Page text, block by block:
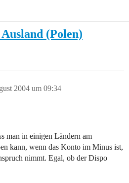
(Polen)
2004 um 09:34
man in einigen Ländern am
kann, wenn das Konto im Minus ist,
nimmt. Egal, ob der Dispo